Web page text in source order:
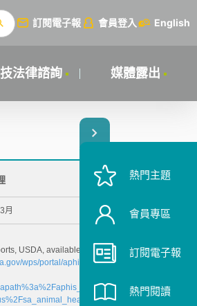
訂閱電子報 會員登入 English
法律諮詢 媒體露出
月
USDA, available at
wps/portal/aphis/ourfocus/
熱門主題
會員專區
訂閱電子報
熱門閱讀